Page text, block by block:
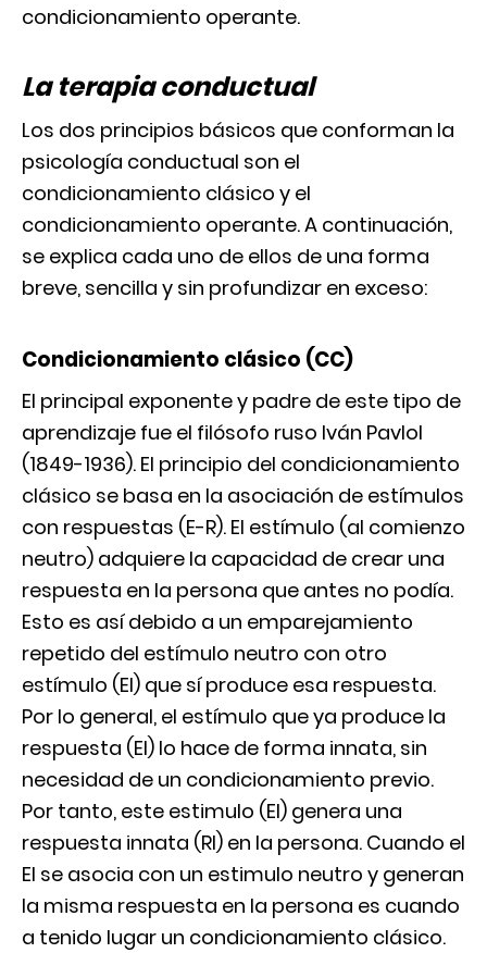
condicionamiento operante.
La terapia conductual
Los dos principios básicos que conforman la
psicología conductual son el
condicionamiento clásico y el
condicionamiento operante. A continuación,
se explica cada uno de ellos de una forma
breve, sencilla y sin profundizar en exceso:
Condicionamiento clásico (CC)
El principal exponente y padre de este tipo de
aprendizaje fue el filósofo ruso Iván Pavlol
(1849-1936). El principio del condicionamiento
clásico se basa en la asociación de estímulos
con respuestas (E-R). El estímulo (al comienzo
neutro) adquiere la capacidad de crear una
respuesta en la persona que antes no podía.
Esto es así debido a un emparejamiento
repetido del estímulo neutro con otro
estímulo (EI) que sí produce esa respuesta.
Por lo general, el estímulo que ya produce la
respuesta (EI) lo hace de forma innata, sin
necesidad de un condicionamiento previo.
Por tanto, este estimulo (EI) genera una
respuesta innata (RI) en la persona. Cuando el
EI se asocia con un estimulo neutro y generan
la misma respuesta en la persona es cuando
a tenido lugar un condicionamiento clásico.